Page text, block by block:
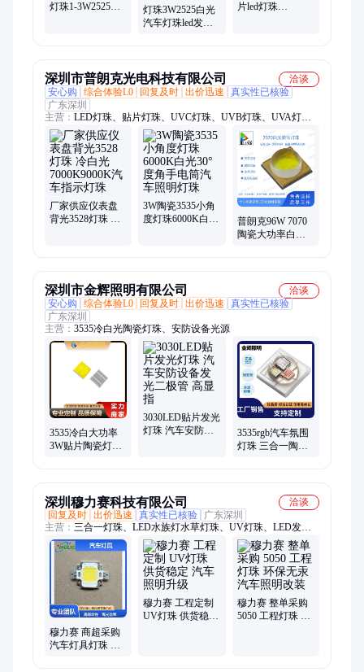
灯珠1-3W2525灯
灯珠3W2525白光
汽车灯珠led发光
片led灯珠
深圳市普朗克光电科技有限公司
洽谈
安心购
综合体验L0 回复及时 出价迅速
真实性已核验
广东深圳
主营： LED灯珠、贴片灯珠、UVC灯珠、UVB灯珠、UVA灯
珠、紫光灯珠、蓝光灯珠、绿光灯珠、红光灯珠、深红光灯珠、
红外光灯珠、激光灯珠、VCSEL灯珠、美容灯珠、3014灯珠、
3020灯珠、2835灯珠、3528灯珠、3535灯珠、5050灯珠、5054灯
珠、植物照明灯珠、RGB灯珠、深紫外LED
厂家供应仪表盘
背光3528灯珠 冷
3W陶瓷3535小角
度灯珠6000K白光
普朗克96W 7070
陶瓷大功率白激
深圳市金辉照明有限公司
洽谈
安心购
综合体验L0 回复及时 出价迅速
真实性已核验
广东深圳
主营： 3535冷白光陶瓷灯珠、安防设备光源
3535冷白大功率
3W贴片陶瓷灯珠
3030LED贴片发光
灯珠 汽车安防设
3535rgb汽车氛围
灯珠 三合一陶瓷
深圳穆力赛科技有限公司
洽谈
回复及时 出价迅速 真实性已核验
广东深圳
主营： 三合一灯珠、LED水族灯水草灯珠、UV灯珠、LED发光
二极管灯珠、LED单颗仿流明灯珠、LED植物灯光源灯珠、LED
光纤机灯珠光源、IR灯珠、RGBW灯珠、RGB灯珠、3D打印机
LED灯珠、四合一灯珠、集成LED灯珠光源、水族灯淡水LED灯
珠、LED灯珠、1-5W单颗灯珠、水族灯珠、10-500W集成光、
穆力赛 商超采购
汽车灯具灯珠 兼
穆力赛 工程定制
UV灯珠 供货稳定
穆力赛 整单采购
5050 工程灯珠 环